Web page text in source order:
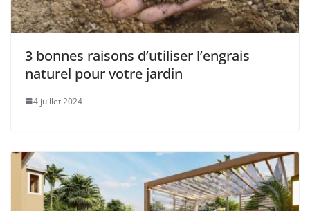
3 bonnes raisons d’utiliser l’engrais
naturel pour votre jardin
4 juillet 2024